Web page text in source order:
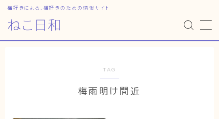
ねこ日和
猫好きによる、猫好きのための情報サイト
MENU
TAG
梅雨明け間近